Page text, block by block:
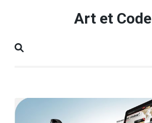
(Pressez
Art et Code